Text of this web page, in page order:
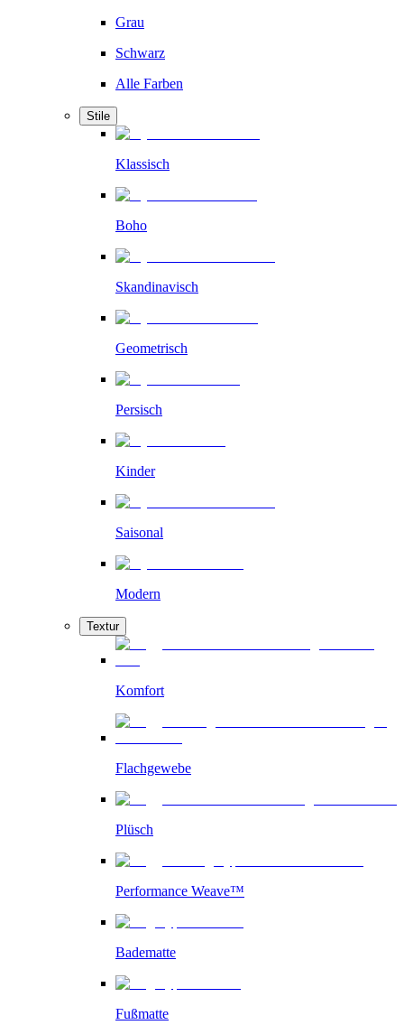
Grau
Schwarz
Alle Farben
Stile
Klassisch
Boho
Skandinavisch
Geometrisch
Persisch
Kinder
Saisonal
Modern
Textur
Komfort
Flachgewebe
Plüsch
Performance Weave™
Badematte
Fußmatte